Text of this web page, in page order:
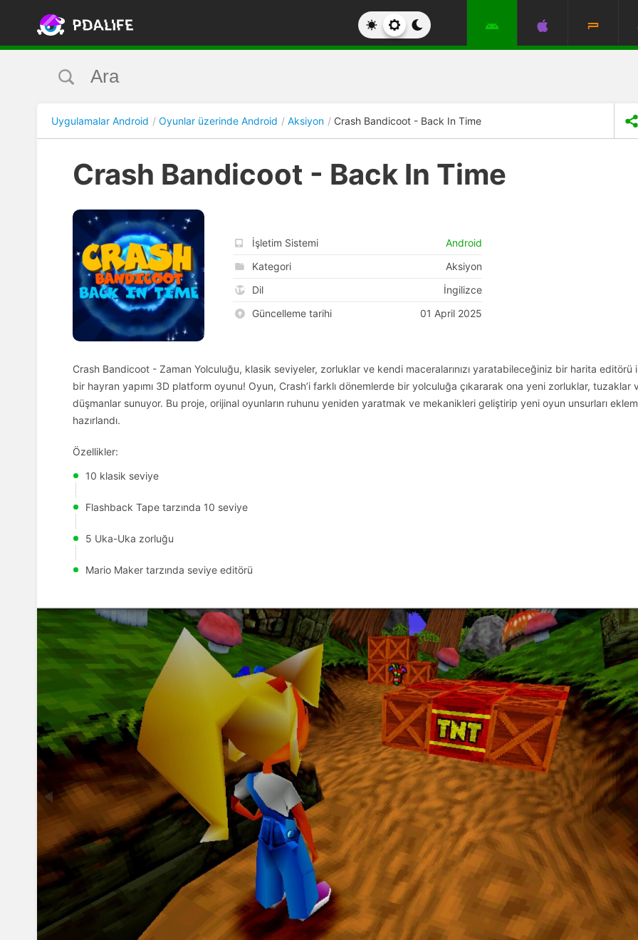
Uygulamalar Android Oyunlar üzerinde Android Aksiyon Crash Bandicoot - Back In Time
Crash Bandicoot - Back In Time
İşletim Sistemi
Android
Kategori
Aksiyon
Dil
İngilizce
Güncelleme tarihi
01 April 2025
Crash Bandicoot - Zaman Yolculuğu, klasik seviyeler, zorluklar ve kendi maceralarınızı yaratabileceğiniz bir harita editörü
bir hayran yapımı 3D platform oyunu! Oyun, Crash’i farklı dönemlerde bir yolculuğa çıkararak ona yeni zorluklar, tuzaklar
düşmanlar sunuyor. Bu proje, orijinal oyunların ruhunu yeniden yaratmak ve mekanikleri geliştirip yeni oyun unsurları
hazırlandı.
Özellikler:
10 klasik seviye
Flashback Tape tarzında 10 seviye
5 Uka-Uka zorluğu
Mario Maker tarzında seviye editörü